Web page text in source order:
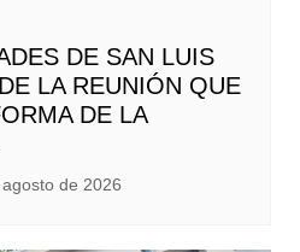
DE SAN LUIS
LA REUNIÓN QUE
DE LA
de 2026